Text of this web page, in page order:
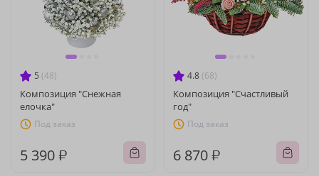
5 (48)
Композиция "Снежная
елочка"
Под заказ
5 390 ₽
4.8 (68)
Композиция "Счастливый
год"
Под заказ
6 870 ₽